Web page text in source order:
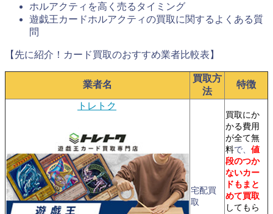
ホルアクティを高く売るタイミング
遊戯王カードホルアクティの買取に関するよくある質
問
【先に紹介！カード買取のおすすめ業者比較表】
業者名
買取方
法
特徴
トレトク
宅配買
取
買取にか
かる費用
が全て無
料で、 値
段のつか
ないカー
ドもまと
めて買取
してもら